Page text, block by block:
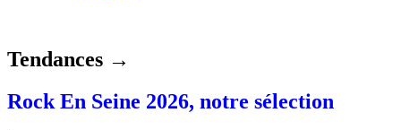
Tendances →
Rock En Seine 2026, notre sélection